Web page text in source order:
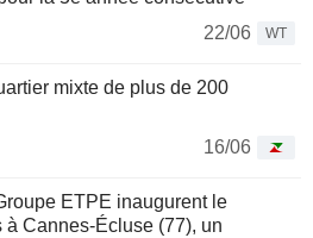
22/06
WT
mixte de plus de 200
16/06
ETPE inaugurent le
Cannes-Écluse (77), un